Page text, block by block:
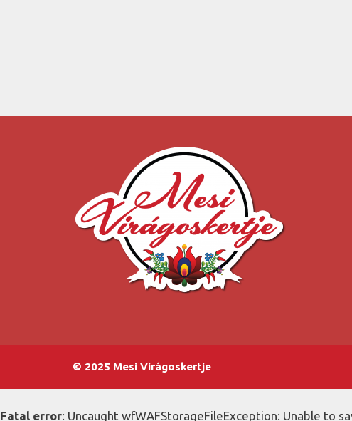
© 2025 Mesi Virágoskertje
Fatal error: Uncaught wfWAFStorageFileException: Unable